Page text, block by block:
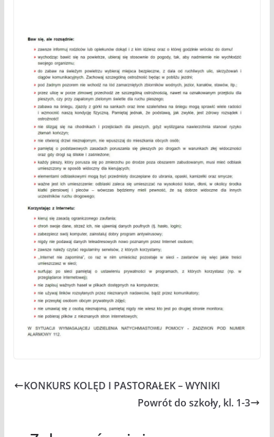
KONKURS KOLĘD I PASTORAŁEK – WYNIKI
Powrót do szkoły, kl. 1-3